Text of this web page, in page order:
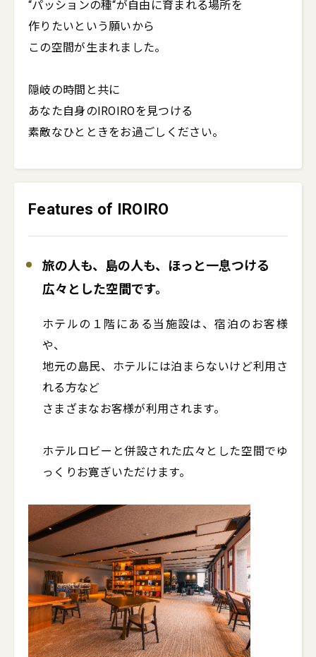
“パッションの種“が自由に育まれる場所を
作りたいという願いから
この空間が生まれました。
隠岐の時間と共に
あなた自身のIROIROを見つける
素敵なひとときをお過ごしください。
Features of IROIRO
旅の人も、島の人も、ほっと一息つける
広々とした空間です。
ホテルの１階にある当施設は、宿泊のお客様
や、
地元の島民、ホテルには泊まらないけど利用さ
れる方など
さまざまなお客様が利用されます。
ホテルロビーと併設された広々とした空間でゆ
っくりお寛ぎいただけます。